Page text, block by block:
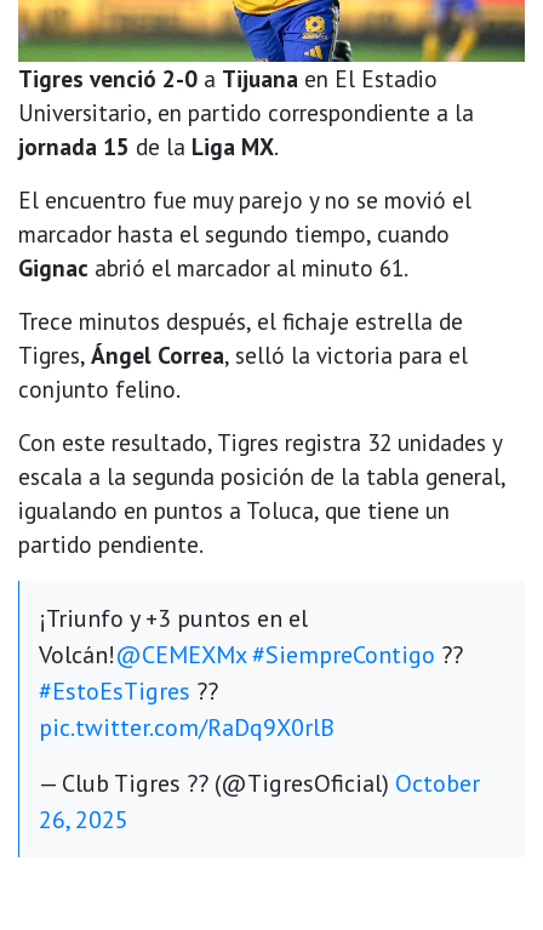
Tigres venció 2-0 a Tijuana en El Estadio
Universitario, en partido correspondiente a la
jornada 15 de la Liga MX.
El encuentro fue muy parejo y no se movió el
marcador hasta el segundo tiempo, cuando
Gignac abrió el marcador al minuto 61.
Trece minutos después, el fichaje estrella de
Tigres, Ángel Correa, selló la victoria para el
conjunto felino.
Con este resultado, Tigres registra 32 unidades y
escala a la segunda posición de la tabla general,
igualando en puntos a Toluca, que tiene un
partido pendiente.
¡Triunfo y +3 puntos en el
Volcán!@CEMEXMx#SiempreContigo ??
#EstoEsTigres ??
pic.twitter.com/RaDq9X0rlB
— Club Tigres ?? (@TigresOficial) October
26, 2025